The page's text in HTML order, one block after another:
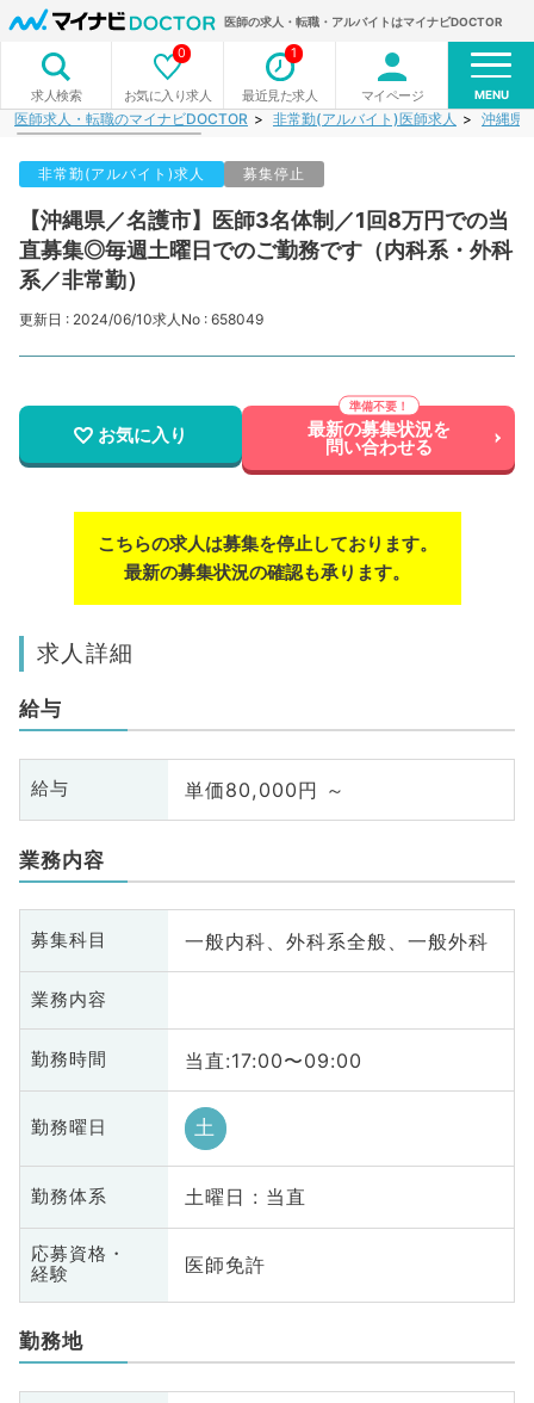
医師の求人・転職・アルバイトはマイナビDOCTOR
求人検索 お気に入り求人
0
最近見た求人
1
マイページ MENU
医師求人・転職のマイナビDOCTOR 非常勤(アルバイト)医師求人 沖縄県
非常勤(アルバイト)求人 募集停止
【沖縄県／名護市】医師3名体制／1回8万円での当
直募集◎毎週土曜日でのご勤務です（内科系・外科
系／非常勤）
更新日 : 2024/06/10求人No : 658049
お気に入り 最新の募集状況を
問い合わせる
こちらの求人は募集を停止しております。
最新の募集状況の確認も承ります。
求人詳細
給与
給与 単価80,000円 ～
業務内容
募集科目 一般内科、外科系全般、一般外科
業務内容
勤務時間 当直:17:00〜09:00
勤務曜日 土
勤務体系 土曜日 : 当直
応募資格・
経験
医師免許
勤務地